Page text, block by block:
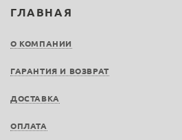
ГЛАВНАЯ
О КОМПАНИИ
ГАРАНТИЯ И ВОЗВРАТ
ДОСТАВКА
ОПЛАТА